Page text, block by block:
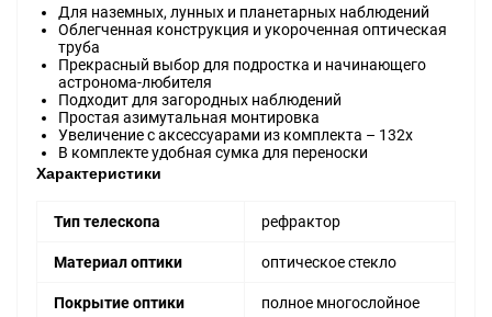
Для наземных, лунных и планетарных наблюдений
Облегченная конструкция и укороченная оптическая
труба
Прекрасный выбор для подростка и начинающего
астронома-любителя
Подходит для загородных наблюдений
Простая азимутальная монтировка
Увеличение с аксессуарами из комплекта – 132х
В комплекте удобная сумка для переноски
Характеристики
Тип телескопа рефрактор
Материал оптики оптическое стекло
Покрытие оптики полное многослойное